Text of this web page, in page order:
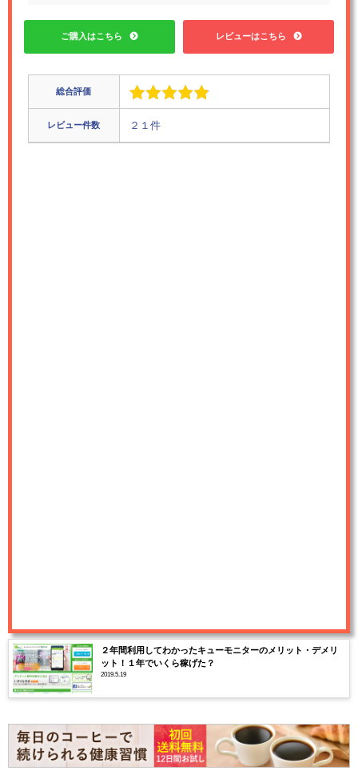
ご購入はこちら レビューはこちら
総合評価
レビュー件数 ２１件
２年間利用してわかったキューモニターのメリット・デメリ
ット！１年でいくら稼げた？
2019.5.19